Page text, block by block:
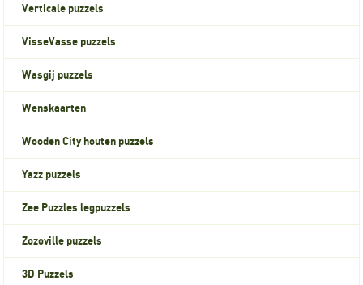
Verticale puzzels
VisseVasse puzzels
Wasgij puzzels
Wenskaarten
Wooden City houten puzzels
Yazz puzzels
Zee Puzzles legpuzzels
Zozoville puzzels
3D Puzzels